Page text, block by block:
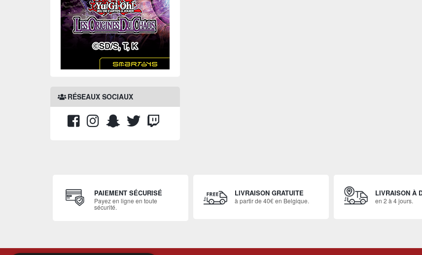
RÉSEAUX SOCIAUX
PAIEMENT SÉCURISÉ
Payez en ligne en toute
sécurité.
LIVRAISON GRATUITE
à partir de 40€ en Belgique.
LIVRAISON À
en 2 à 4 jours.